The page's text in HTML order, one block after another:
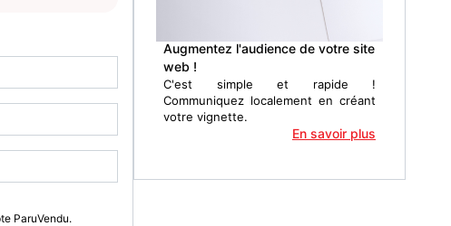
ParuVendu.
Augmentez l'audience de votre site
web !
C'est simple et rapide !
Communiquez localement en créant
votre vignette.
En savoir plus